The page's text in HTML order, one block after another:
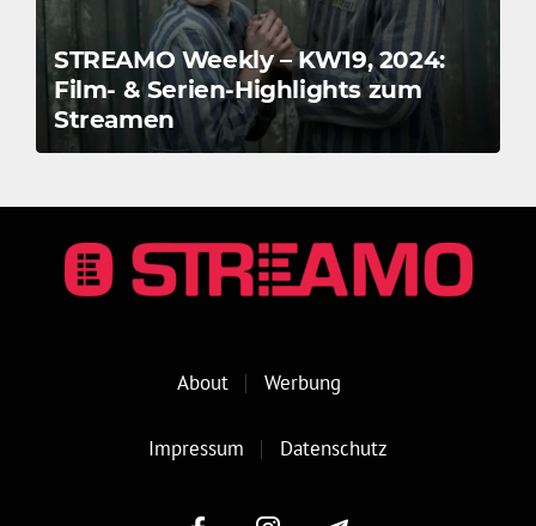
STREAMO Weekly – KW19, 2024:
Film- & Serien-Highlights zum
Streamen
About Werbung
Impressum Datenschutz